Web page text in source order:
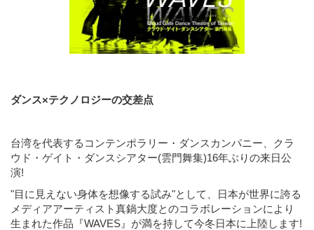
ダンス×テクノロジーの交差点
台湾を代表するコンテンポラリー・ダンスカンパニー、クラ
ウド・ゲイト・ダンスシアター(雲門舞集)16年ぶりの来日公
演!
"目に見えない身体を想像する試み"として、日本が世界に誇る
メディアアーティスト真鍋大度とのコラボレーションにより
生まれた作品『WAVES』が満を持して今冬日本に上陸します!